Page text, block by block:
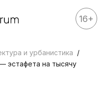
16+
и урбанистика
эстафета на тысячу